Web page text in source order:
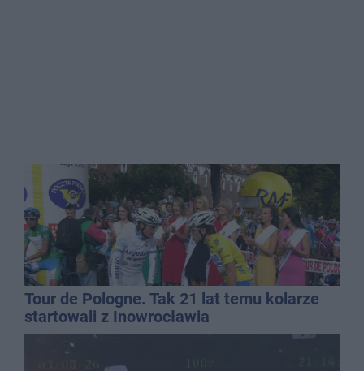
Tour de Pologne. Tak 21 lat temu kolarze
startowali z Inowrocławia